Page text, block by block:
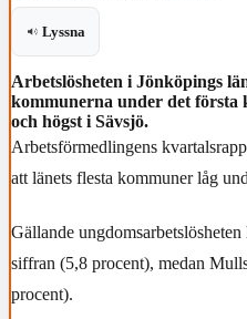
Lyssna
Arbetslösheten i Jönköpings
kommunerna under det första
och högst i Sävsjö.
Arbetsförmedlingens
att länets flesta kommuner låg
Gällande
siffran (5,8 procent), medan
procent).